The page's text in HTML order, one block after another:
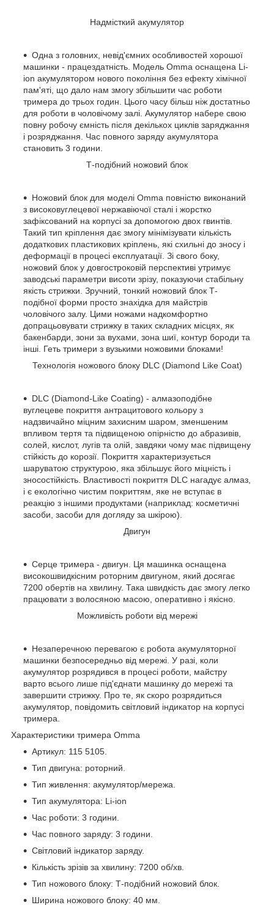
Надмісткий акумулятор
Одна з головних, невід'ємних особливостей хорошої
машинки - працездатність. Модель Omma оснащена Li-
ion акумулятором нового покоління без ефекту хімічної
пам'яті, що дало нам змогу збільшити час роботи
тримера до трьох годин. Цього часу більш ніж достатньо
для роботи в чоловічому залі. Акумулятор набере свою
повну робочу ємність після декількох циклів заряджання
і розряджання. Час повного заряду акумулятора
становить 3 години.
Т-подібний ножовий блок
Ножовий блок для моделі Omma повністю виконаний
з високовуглецевої нержавіючої сталі і жорстко
зафіксований на корпусі за допомогою двох гвинтів.
Такий тип кріплення дає змогу мінімізувати кількість
додаткових пластикових кріплень, які схильні до зносу і
деформації в процесі експлуатації. Зі свого боку,
ножовий блок у довгостроковій перспективі утримує
заводські параметри висоти зрізу, показуючи стабільну
якість стрижки. Зручний, тонкий ножовий блок Т-
подібної форми просто знахідка для майстрів
чоловічого залу. Цими ножами надкомфортно
допрацьовувати стрижку в таких складних місцях, як
бакенбарди, зони за вухами, зона шиї, контур бороди та
інші. Геть тримери з вузькими ножовими блоками!
Технологія ножового блоку DLC (Diamond Like Coat)
DLC (Diamond-Like Coating) - алмазоподібне
вуглецеве покриття антрацитового кольору з
надзвичайно міцним захисним шаром, зменшеним
впливом тертя та підвищеною опірністю до абразивів,
солей, кислот, лугів та олій, завдяки чому має підвищену
стійкість до корозії. Покриття характеризується
шаруватою структурою, яка збільшує його міцність і
зносостійкість. Властивості покриття DLC нагадує алмаз,
і є екологічно чистим покриттям, яке не вступає в
реакцію з іншими продуктами (наприклад: косметичні
засоби, засоби для догляду за шкірою).
Двигун
Серце тримера - двигун. Ця машинка оснащена
високошвидкісним роторним двигуном, який досягає
7200 обертів на хвилину. Така швидкість дає змогу легко
працювати з волосяною масою, оперативно і якісно.
Можливість роботи від мережі
Незаперечною перевагою є робота акумуляторної
машинки безпосередньо від мережі. У разі, коли
акумулятор розрядився в процесі роботи, майстру
варто всього лише під'єднати машинку до мережі та
завершити стрижку. Про те, як скоро розрядиться
акумулятор, повідомить світловий індикатор на корпусі
тримера.
Характеристики тримера Omma
Артикул: 115 5105.
Тип двигуна: роторний.
Тип живлення: акумулятор/мережа.
Тип акумулятора: Li-ion
Час роботи: 3 години.
Час повного заряду: 3 години.
Світловий індикатор заряду.
Кількість зрізів за хвилину: 7200 об/хв.
Тип ножового блоку: Т-подібний ножовий блок.
Ширина ножового блоку: 40 мм.